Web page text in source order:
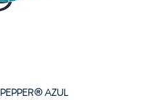
AZUL